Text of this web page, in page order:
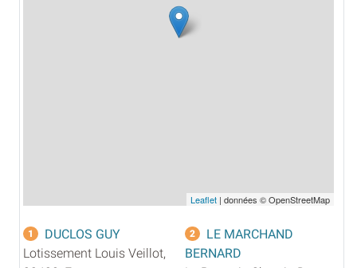
Leaflet | données © OpenStreetMap
1
DUCLOS GUY
Lotissement Louis Veillot,
2
LE MARCHAND
BERNARD